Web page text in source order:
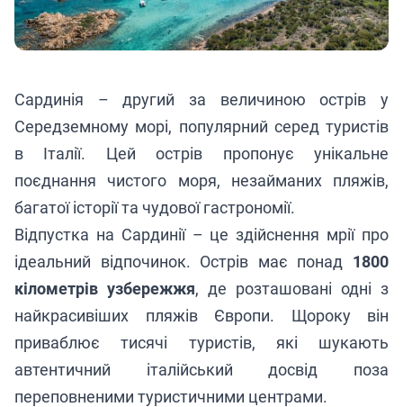
Сардинія – другий за величиною острів у
Середземному морі, популярний серед туристів
в Італії. Цей острів пропонує унікальне
поєднання чистого моря, незайманих пляжів,
багатої історії та чудової гастрономії.
Відпустка на Сардинії – це здійснення мрії про
ідеальний відпочинок. Острів має понад 1800
кілометрів узбережжя, де розташовані одні з
найкрасивіших пляжів Європи. Щороку він
приваблює тисячі туристів, які шукають
автентичний італійський досвід поза
переповненими туристичними центрами.